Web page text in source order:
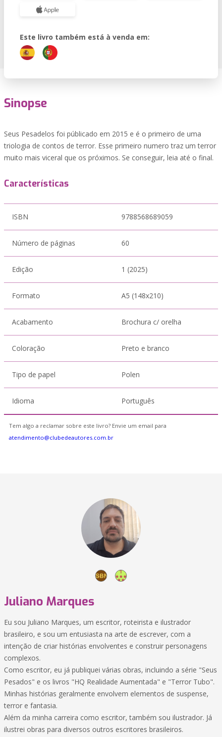
Este livro também está à venda em:
Sinopse
Seus Pesadelos foi públicado em 2015 e é o primeiro de uma
triologia de contos de terror. Esse primeiro numero traz um terror
muito mais viceral que os próximos. Se conseguir, leia até o final.
Características
ISBN 9788568689059
Número de páginas 60
Edição 1 (2025)
Formato A5 (148x210)
Acabamento Brochura c/ orelha
Coloração Preto e branco
Tipo de papel Polen
Idioma Português
Tem algo a reclamar sobre este livro? Envie um email para
atendimento@clubedeautores.com.br
Juliano Marques
Eu sou Juliano Marques, um escritor, roteirista e ilustrador
brasileiro, e sou um entusiasta na arte de escrever, com a
intenção de criar histórias envolventes e construir personagens
complexos.
Como escritor, eu já publiquei várias obras, incluindo a série "Seus
Pesados" e os livros "HQ Realidade Aumentada" e "Terror Tubo".
Minhas histórias geralmente envolvem elementos de suspense,
terror e fantasia.
Além da minha carreira como escritor, também sou ilustrador. Já
ilustrei obras para diversos outros escritores brasileiros.